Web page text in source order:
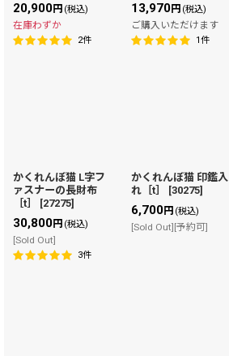
20,900円 (税込)
在庫わずか
2件
13,970円 (税込)
ご購入いただけます
1件
かくれんぼ猫 L字フ
ァスナーの長財布
［t］
[27275]
30,800円 (税込)
[Sold Out]
3件
かくれんぼ猫 印鑑入
れ［t］
[30275]
6,700円 (税込)
[Sold Out][予約可]